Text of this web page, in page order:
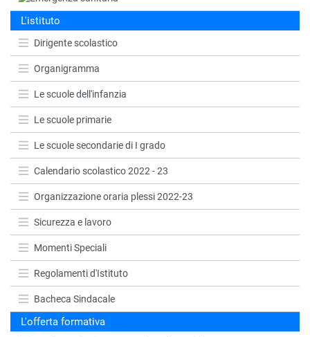
L'istituto
Dirigente scolastico
Organigramma
Le scuole dell'infanzia
Le scuole primarie
Le scuole secondarie di I grado
Calendario scolastico 2022 - 23
Organizzazione oraria plessi 2022-23
Sicurezza e lavoro
Momenti Speciali
Regolamenti d'Istituto
Bacheca Sindacale
L'offerta formativa